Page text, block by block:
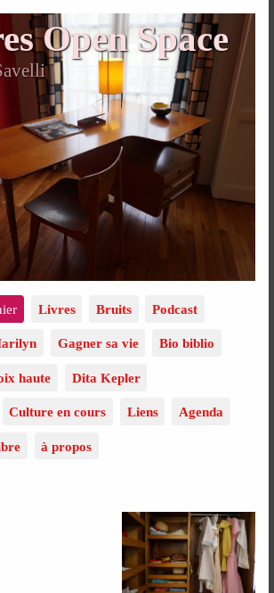
Open Space
Livres Bruits Podcast
Gagner sa vie Bio biblio
haute Dita Kepler
Culture en cours Liens Agenda
à propos